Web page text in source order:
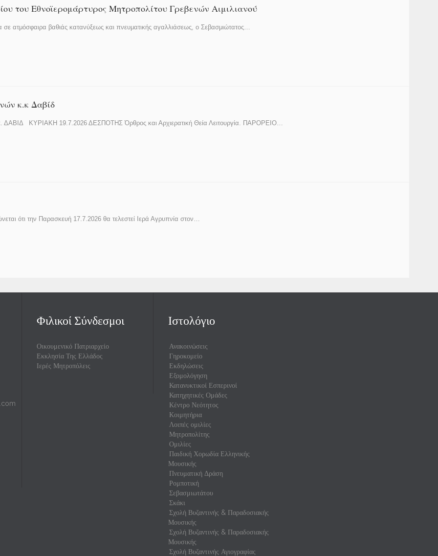
του Εθνοϊερομάρτυρος Μητροπολίτου Γρεβενών Αιμιλιανού
ατμόσφαιρα βαθιάς κατανύξεως και πνευματικής αγαλλιάσεως, ο Σεβασμιώτατος…
κ.κ Δαβίδ
ΚΥΡΙΑΚΗ 19.7.2026 ΔΕΣΠΟΤΗΣ Όρθρος και Αρχιερατική Θεία Λειτουργία. ΠΑΡΟΡΕΙΟ…
ότι την Παρασκευή 17.7.2026 θα τελεστεί Ιερά Αγρυπνία στον…
Φιλικοί Σύνδεσμοι
Οικουμενικό Πατριαρχείο
Εκκλησία Της Ελλάδος
Ιερές Μητροπόλεις
Ιστολόγιο
Ανακοινώσεις
Γηροκομείο
Εκδηλώσεις
Εξομολόγηση
Κατανυκτικοί Εσπερινοί
Κατηχητικές Ομάδες
Κέντρο Νεότητος
Κοιμητήρια
Λοιπές ομιλίες
Μητροπολίτης
Ομιλίες
Παιδική Χορωδία Ελληνικής
Μουσικής
Πνευματική Δράση
Ρομποτική
Σεβασμιωτάτου
Σκάκι
Σχολή Βυζαντινής & Παραδοσιακής
Μουσικής
Σχολή Βυζαντινής & Παραδοσιακής
Μουσικής
Σχολή Βυζαντινής Αγιογραφίας